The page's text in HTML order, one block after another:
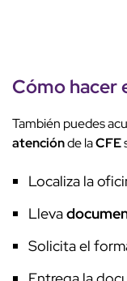
Cómo hacer
También puedes
atenciónde laCFE
Localiza la
Lleva
Solicita el